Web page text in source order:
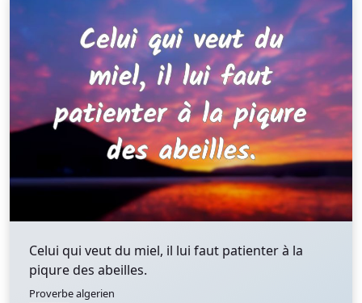
Celui qui veut du miel, il lui faut patienter à la
piqure des abeilles.
Proverbe algerien